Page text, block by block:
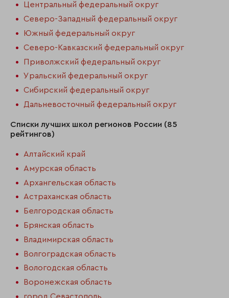
Центральный федеральный округ
Северо-Западный федеральный округ
Южный федеральный округ
Северо-Кавказский федеральный округ
Приволжский федеральный округ
Уральский федеральный округ
Сибирский федеральный округ
Дальневосточный федеральный округ
Списки лучших школ регионов России (85
рейтингов)
Алтайский край
Амурская область
Архангельская область
Астраханская область
Белгородская область
Брянская область
Владимирская область
Волгоградская область
Вологодская область
Воронежская область